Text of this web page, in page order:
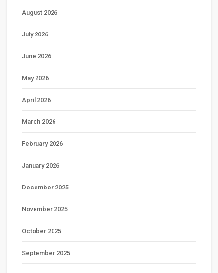
August 2026
July 2026
June 2026
May 2026
April 2026
March 2026
February 2026
January 2026
December 2025
November 2025
October 2025
September 2025